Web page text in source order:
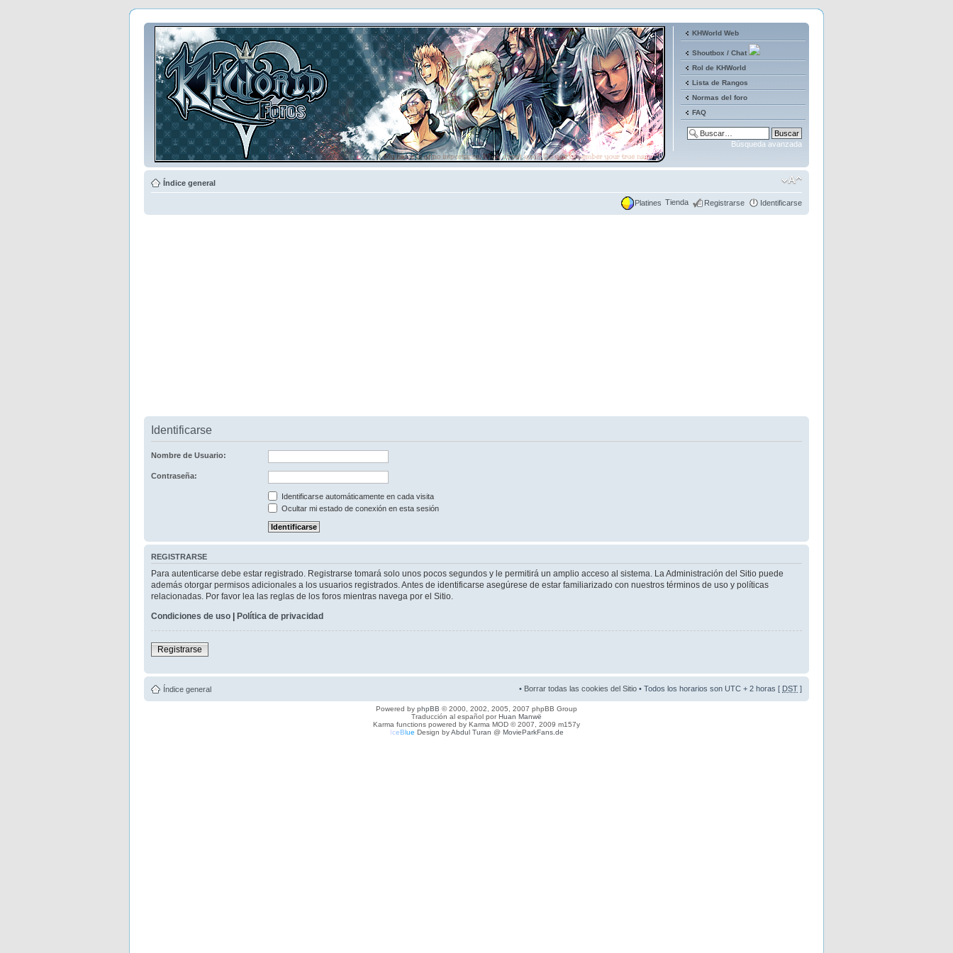
KHWorld Web
Shoutbox / Chat
Rol de KHWorld
Lista de Rangos
Normas del foro
FAQ
Búsqueda avanzada
Índice general
Platines Tienda Registrarse Identificarse
Identificarse
Nombre de Usuario:
Contraseña:
Identificarse automáticamente en cada visita
Ocultar mi estado de conexión en esta sesión
REGISTRARSE
Para autenticarse debe estar registrado. Registrarse tomará solo unos pocos segundos y le permitirá un amplio acceso al sistema. La Administración del Sitio puede
además otorgar permisos adicionales a los usuarios registrados. Antes de identificarse asegúrese de estar familiarizado con nuestros términos de uso y políticas
relacionadas. Por favor lea las reglas de los foros mientras navega por el Sitio.
Condiciones de uso | Política de privacidad
Registrarse
Índice general • Borrar todas las cookies del Sitio • Todos los horarios son UTC + 2 horas [ DST ]
Powered by phpBB © 2000, 2002, 2005, 2007 phpBB Group
Traducción al español porHuan Manwë
Karma functions powered by Karma MOD © 2007, 2009 m157y
IceBlue Design byAbdul Turan @ MovieParkFans.de